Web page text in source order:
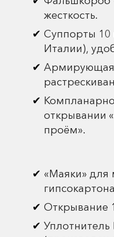
жесткость.
Суппорты 10
Италии),
Армирующая
открывании
проём».
«Маяки» для
Открывание
Уплотнитель